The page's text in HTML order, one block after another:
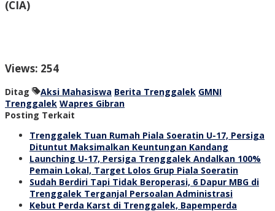
(CIA)
Views: 254
Ditag Aksi Mahasiswa Berita Trenggalek GMNI
Trenggalek Wapres Gibran
Posting Terkait
Trenggalek Tuan Rumah Piala Soeratin U-17, Persiga
Dituntut Maksimalkan Keuntungan Kandang
Launching U-17, Persiga Trenggalek Andalkan 100%
Pemain Lokal, Target Lolos Grup Piala Soeratin
Sudah Berdiri Tapi Tidak Beroperasi, 6 Dapur MBG di
Trenggalek Terganjal Persoalan Administrasi
Kebut Perda Karst di Trenggalek, Bapemperda